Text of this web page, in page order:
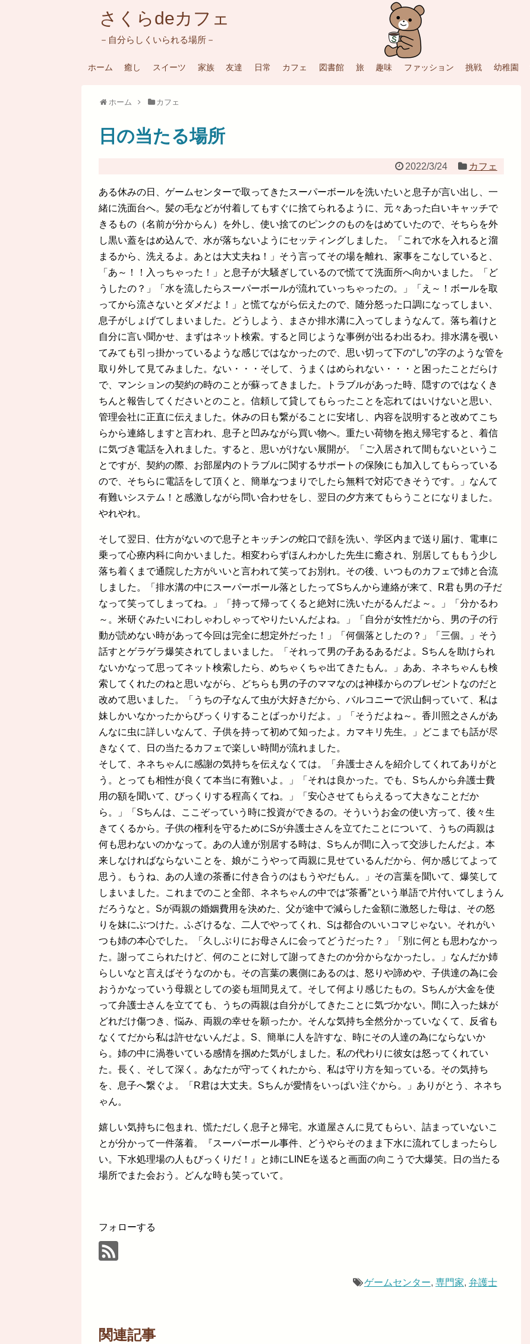
さくらdeカフェ
－自分らしくいられる場所－
ホーム 癒し スイーツ 家族 友達 日常 カフェ 図書館 旅 趣味 ファッション 挑戦 幼稚園
ホーム カフェ
日の当たる場所
2022/3/24 カフェ
ある休みの日、ゲームセンターで取ってきたスーパーボールを洗いたいと息子が言い出し、一
緒に洗面台へ。髪の毛などが付着してもすぐに捨てられるように、元々あった白いキャッチで
きるもの（名前が分からん）を外し、使い捨てのピンクのものをはめていたので、そちらを外
し黒い蓋をはめ込んで、水が落ちないようにセッティングしました。「これで水を入れると溜
まるから、洗えるよ。あとは大丈夫ね！」そう言ってその場を離れ、家事をこなしていると、
「あ～！！入っちゃった！」と息子が大騒ぎしているので慌てて洗面所へ向かいました。「ど
うしたの？」「水を流したらスーパーボールが流れていっちゃったの。」「え～！ボールを取
ってから流さないとダメだよ！」と慌てながら伝えたので、随分怒った口調になってしまい、
息子がしょげてしまいました。どうしよう、まさか排水溝に入ってしまうなんて。落ち着けと
自分に言い聞かせ、まずはネット検索。すると同じような事例が出るわ出るわ。排水溝を覗い
てみても引っ掛かっているような感じではなかったので、思い切って下の“し”の字のような管を
取り外して見てみました。ない・・・そして、うまくはめられない・・・と困ったことだらけ
で、マンションの契約の時のことが蘇ってきました。トラブルがあった時、隠すのではなくき
ちんと報告してくださいとのこと。信頼して貸してもらったことを忘れてはいけないと思い、
管理会社に正直に伝えました。休みの日も繋がることに安堵し、内容を説明すると改めてこち
らから連絡しますと言われ、息子と凹みながら買い物へ。重たい荷物を抱え帰宅すると、着信
に気づき電話を入れました。すると、思いがけない展開が。「ご入居されて間もないというこ
とですが、契約の際、お部屋内のトラブルに関するサポートの保険にも加入してもらっている
ので、そちらに電話をして頂くと、簡単なつまりでしたら無料で対応できそうです。」なんて
有難いシステム！と感激しながら問い合わせをし、翌日の夕方来てもらうことになりました。
やれやれ。
そして翌日、仕方がないので息子とキッチンの蛇口で顔を洗い、学区内まで送り届け、電車に
乗って心療内科に向かいました。相変わらずほんわかした先生に癒され、別居してももう少し
落ち着くまで通院した方がいいと言われて笑ってお別れ。その後、いつものカフェで姉と合流
しました。「排水溝の中にスーパーボール落としたってSちんから連絡が来て、R君も男の子だ
なって笑ってしまってね。」「持って帰ってくると絶対に洗いたがるんだよ～。」「分かるわ
～。米研ぐみたいにわしゃわしゃってやりたいんだよね。」「自分が女性だから、男の子の行
動が読めない時があって今回は完全に想定外だった！」「何個落としたの？」「三個。」そう
話すとゲラゲラ爆笑されてしまいました。「それって男の子あるあるだよ。Sちんを助けられ
ないかなって思ってネット検索したら、めちゃくちゃ出てきたもん。」ああ、ネネちゃんも検
索してくれたのねと思いながら、どちらも男の子のママなのは神様からのプレゼントなのだと
改めて思いました。「うちの子なんて虫が大好きだから、バルコニーで沢山飼っていて、私は
妹しかいなかったからびっくりすることばっかりだよ。」「そうだよね～。香川照之さんがあ
んなに虫に詳しいなんて、子供を持って初めて知ったよ。カマキリ先生。」どこまでも話が尽
きなくて、日の当たるカフェで楽しい時間が流れました。
そして、ネネちゃんに感謝の気持ちを伝えなくては。「弁護士さんを紹介してくれてありがと
う。とっても相性が良くて本当に有難いよ。」「それは良かった。でも、Sちんから弁護士費
用の額を聞いて、びっくりする程高くてね。」「安心させてもらえるって大きなことだか
ら。」「Sちんは、ここぞっていう時に投資ができるの。そういうお金の使い方って、後々生
きてくるから。子供の権利を守るためにSが弁護士さんを立てたことについて、うちの両親は
何も思わないのかなって。あの人達が別居する時は、Sちんが間に入って交渉したんだよ。本
来しなければならないことを、娘がこうやって両親に見せているんだから、何か感じてよって
思う。もうね、あの人達の茶番に付き合うのはもうやだもん。」その言葉を聞いて、爆笑して
しまいました。これまでのこと全部、ネネちゃんの中では“茶番”という単語で片付いてしまうん
だろうなと。Sが両親の婚姻費用を決めた、父が途中で減らした金額に激怒した母は、その怒
りを妹にぶつけた。ふざけるな、二人でやってくれ、Sは都合のいいコマじゃない。それがい
つも姉の本心でした。「久しぶりにお母さんに会ってどうだった？」「別に何とも思わなかっ
た。謝ってこられたけど、何のことに対して謝ってきたのか分からなかったし。」なんだか姉
らしいなと言えばそうなのかも。その言葉の裏側にあるのは、怒りや諦めや、子供達の為に会
おうかなっていう母親としての姿も垣間見えて。そして何より感じたもの。Sちんが大金を使
って弁護士さんを立てても、うちの両親は自分がしてきたことに気づかない。間に入った妹が
どれだけ傷つき、悩み、両親の幸せを願ったか。そんな気持ち全然分かっていなくて、反省も
なくてだから私は許せないんだよ。S、簡単に人を許すな、時にその人達の為にならないか
ら。姉の中に渦巻いている感情を掴めた気がしました。私の代わりに彼女は怒ってくれてい
た。長く、そして深く。あなたが守ってくれたから、私は守り方を知っている。その気持ち
を、息子へ繋ぐよ。「R君は大丈夫。Sちんが愛情をいっぱい注ぐから。」ありがとう、ネネち
ゃん。
嬉しい気持ちに包まれ、慌ただしく息子と帰宅。水道屋さんに見てもらい、詰まっていないこ
とが分かって一件落着。『スーパーボール事件、どうやらそのまま下水に流れてしまったらし
い。下水処理場の人もびっくりだ！』と姉にLINEを送ると画面の向こうで大爆笑。日の当たる
場所でまた会おう。どんな時も笑っていて。
フォローする
ゲームセンター, 専門家, 弁護士
関連記事